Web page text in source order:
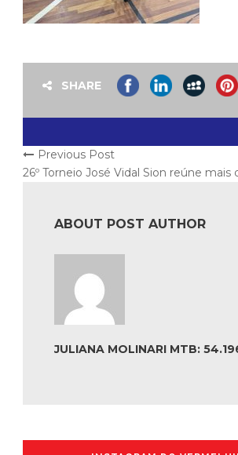
SHARE
Previous Post
26º Torneio José Vidal Sion reúne
ABOUT POST AUTHOR
JULIANA MOLINARI MTB: